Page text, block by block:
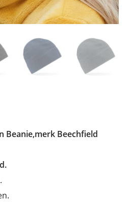
Beanie,merk Beechfield